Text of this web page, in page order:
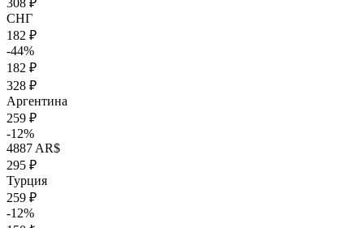
308 ₽
СНГ
182 ₽
-44%
182 ₽
328 ₽
Аргентина
259 ₽
-12%
4887 AR$
295 ₽
Турция
259 ₽
-12%